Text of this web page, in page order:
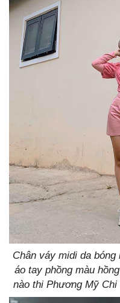
Chân váy midi da
áo tay phồng màu
nào thi Phương Mỹ